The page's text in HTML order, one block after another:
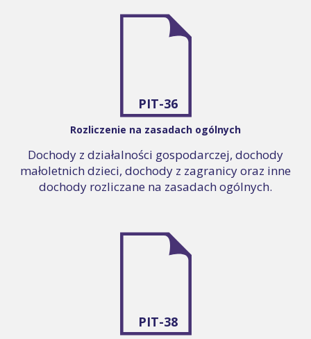
PIT-36
Rozliczenie na zasadach ogólnych
Dochody z działalności gospodarczej, dochody
małoletnich dzieci, dochody z zagranicy oraz inne
dochody rozliczane na zasadach ogólnych.
PIT-38